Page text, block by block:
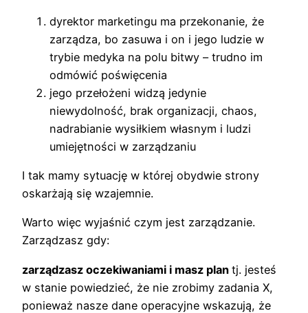
dyrektor marketingu ma przekonanie, że
zarządza, bo zasuwa i on i jego ludzie w
trybie medyka na polu bitwy – trudno im
odmówić poświęcenia
jego przełożeni widzą jedynie
niewydolność, brak organizacji, chaos,
nadrabianie wysiłkiem własnym i ludzi
umiejętności w zarządzaniu
I tak mamy sytuację w której obydwie strony
oskarżają się wzajemnie.
Warto więc wyjaśnić czym jest zarządzanie.
Zarządzasz gdy:
zarządzasz oczekiwaniami i masz plan tj. jesteś
w stanie powiedzieć, że nie zrobimy zadania X,
ponieważ nasze dane operacyjne wskazują, że